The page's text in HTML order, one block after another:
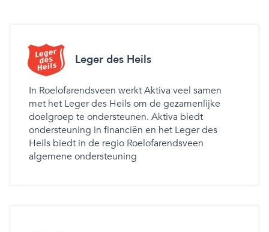
Leger des Heils
In Roelofarendsveen werkt Aktiva veel samen
met het Leger des Heils om de gezamenlijke
doelgroep te ondersteunen. Aktiva biedt
ondersteuning in financiën en het Leger des
Heils biedt in de regio Roelofarendsveen
algemene ondersteuning